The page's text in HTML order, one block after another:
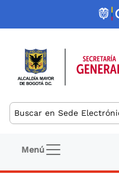
Pasar al contenido
Buscar
Navegación
Menú